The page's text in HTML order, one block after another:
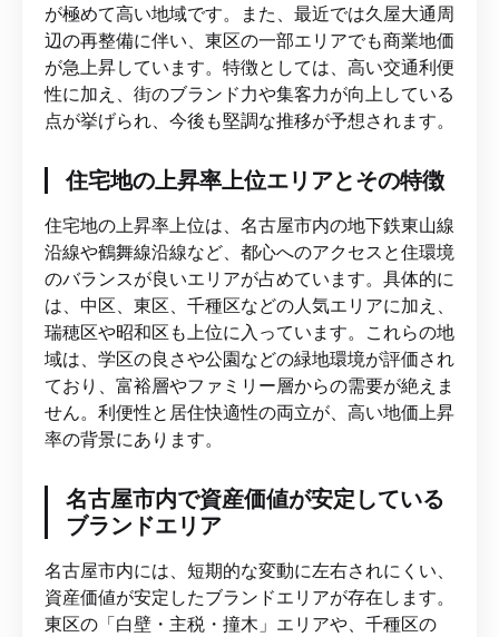
が極めて高い地域です。また、最近では久屋大通周
辺の再整備に伴い、東区の一部エリアでも商業地価
が急上昇しています。特徴としては、高い交通利便
性に加え、街のブランド力や集客力が向上している
点が挙げられ、今後も堅調な推移が予想されます。
住宅地の上昇率上位エリアとその特徴
住宅地の上昇率上位は、名古屋市内の地下鉄東山線
沿線や鶴舞線沿線など、都心へのアクセスと住環境
のバランスが良いエリアが占めています。具体的に
は、中区、東区、千種区などの人気エリアに加え、
瑞穂区や昭和区も上位に入っています。これらの地
域は、学区の良さや公園などの緑地環境が評価され
ており、富裕層やファミリー層からの需要が絶えま
せん。利便性と居住快適性の両立が、高い地価上昇
率の背景にあります。
名古屋市内で資産価値が安定している
ブランドエリア
名古屋市内には、短期的な変動に左右されにくい、
資産価値が安定したブランドエリアが存在します。
東区の「白壁・主税・撞木」エリアや、千種区の